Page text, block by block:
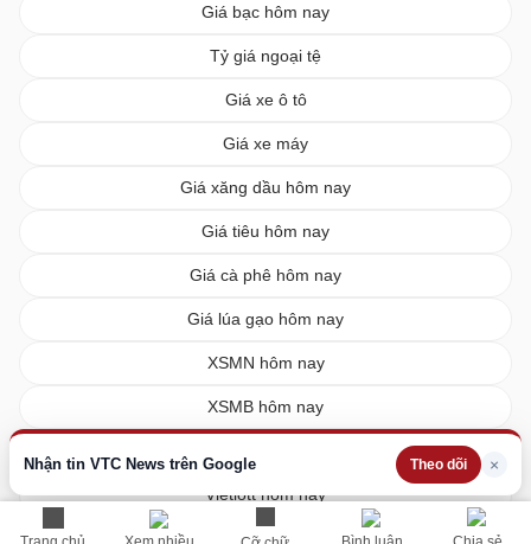
Nhận tin VTC News trên Google Theo dõi ×
Giá bạc hôm nay
Tỷ giá ngoại tệ
Giá xe ô tô
Giá xe máy
Giá xăng dầu hôm nay
Giá tiêu hôm nay
Giá cà phê hôm nay
Giá lúa gạo hôm nay
XSMN hôm nay
XSMB hôm nay
Vietlott hôm nay